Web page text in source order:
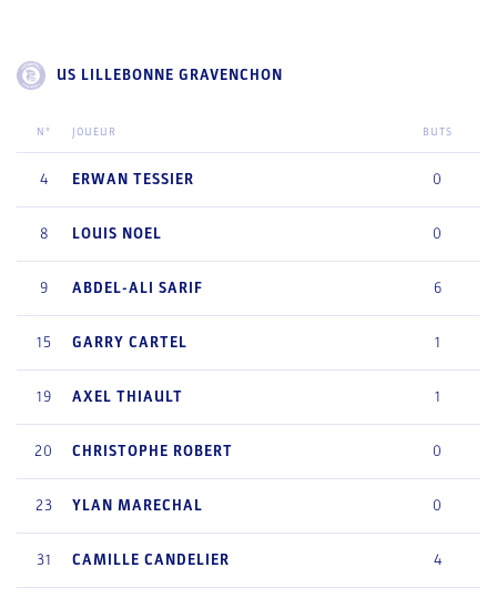
US LILLEBONNE GRAVENCHON
N° JOUEUR BUTS
4 ERWAN TESSIER 0
8 LOUIS NOEL 0
9 ABDEL-ALI SARIF 6
15 GARRY CARTEL 1
19 AXEL THIAULT 1
20 CHRISTOPHE ROBERT 0
23 YLAN MARECHAL 0
31 CAMILLE CANDELIER 4